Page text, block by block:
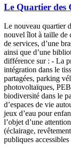
Le Quartier des
Le nouveau quartier
nouvel îlot à taille de
de services, d’une
ainsi que d’une
différence sur : - La
intégration dans le
partagées, parking
photovoltaïques,
biodiversité dans le
d’espaces de vie
jeux d’eau pour
l’objet d’une
(éclairage,
publiques